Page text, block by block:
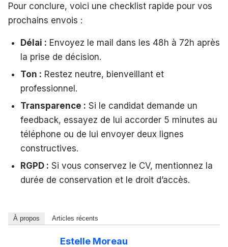
Pour conclure, voici une checklist rapide pour vos
prochains envois :
Délai : Envoyez le mail dans les 48h à 72h après
la prise de décision.
Ton : Restez neutre, bienveillant et
professionnel.
Transparence : Si le candidat demande un
feedback, essayez de lui accorder 5 minutes au
téléphone ou de lui envoyer deux lignes
constructives.
RGPD : Si vous conservez le CV, mentionnez la
durée de conservation et le droit d’accès.
À propos Articles récents
Estelle Moreau